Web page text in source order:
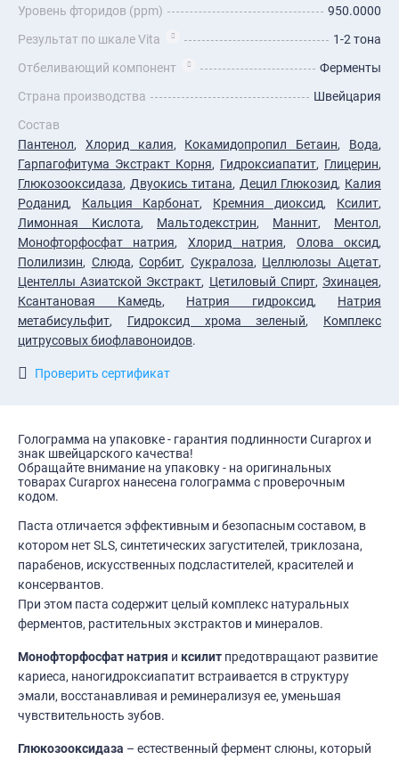
Уровень фторидов (ppm)
950.0000
Результат по шкале Vita
1-2 тона
Отбеливающий компонент
Ферменты
Страна производства
Швейцария
Состав
Пантенол, Xлорид калия, Кокамидопропил Бетаин, Вода,
Гарпагофитума Экстракт Корня, Гидроксиапатит, Глицерин,
Глюкозооксидаза, Двуокись титана, Децил Глюкозид, Калия
Роданид, Кальция Карбонат, Кремния диоксид, Ксилит,
Лимонная Кислота, Мальтодекстрин, Маннит, Ментол,
Монофторфосфат натрия, Хлорид натрия, Олова оксид,
Полилизин, Слюда,Сорбит, Сукралоза, Целлюлозы Ацетат,
Центеллы Азиатской Экстракт, Цетиловый Спирт, Эхинацея,
Ксантановая Камедь, Натрия гидроксид, Натрия
метабисульфит, Гидроксид хрома зеленый, Комплекс
цитрусовых биофлавоноидов.
Проверить сертификат
Голограмма на упаковке - гарантия подлинности Curaprox и
знак швейцарского качества!
Обращайте внимание на упаковку - на оригинальных
товарах Curaprox нанесена голограмма с проверочным
кодом.
Паста отличается эффективным и безопасным составом, в
котором нет SLS, синтетических загустителей, триклозана,
парабенов, искусственных подсластителей, красителей и
консервантов.
При этом паста содержит целый комплекс натуральных
ферментов, растительных экстрактов и минералов.
Монофторфосфат натрия и ксилит предотвращают развитие
кариеса, наногидроксиапатит встраивается в структуру
эмали, восстанавливая и реминерализуя ее, уменьшая
чувствительность зубов.
Глюкозооксидаза – естественный фермент слюны, который